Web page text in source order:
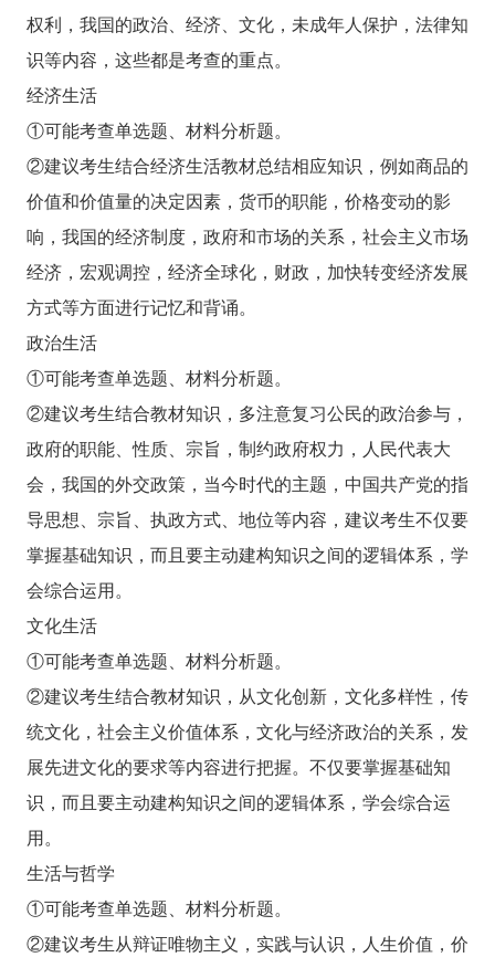
权利，我国的政治、经济、文化，未成年人保护，法律知
识等内容，这些都是考查的重点。
经济生活
①可能考查单选题、材料分析题。
②建议考生结合经济生活教材总结相应知识，例如商品的
价值和价值量的决定因素，货币的职能，价格变动的影
响，我国的经济制度，政府和市场的关系，社会主义市场
经济，宏观调控，经济全球化，财政，加快转变经济发展
方式等方面进行记忆和背诵。
政治生活
①可能考查单选题、材料分析题。
②建议考生结合教材知识，多注意复习公民的政治参与，
政府的职能、性质、宗旨，制约政府权力，人民代表大
会，我国的外交政策，当今时代的主题，中国共产党的指
导思想、宗旨、执政方式、地位等内容，建议考生不仅要
掌握基础知识，而且要主动建构知识之间的逻辑体系，学
会综合运用。
文化生活
①可能考查单选题、材料分析题。
②建议考生结合教材知识，从文化创新，文化多样性，传
统文化，社会主义价值体系，文化与经济政治的关系，发
展先进文化的要求等内容进行把握。不仅要掌握基础知
识，而且要主动建构知识之间的逻辑体系，学会综合运
用。
生活与哲学
①可能考查单选题、材料分析题。
②建议考生从辩证唯物主义，实践与认识，人生价值，价